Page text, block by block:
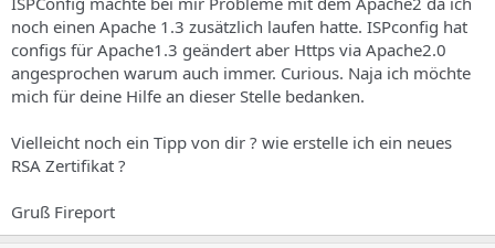
noch einen Apache 1.3 zusätzlich laufen hatte. ISPconfig hat
configs für Apache1.3 geändert aber Https via Apache2.0
angesprochen warum auch immer. Curious. Naja ich möchte
mich für deine Hilfe an dieser Stelle bedanken.
Vielleicht noch ein Tipp von dir ? wie erstelle ich ein neues
RSA Zertifikat ?
Gruß Fireport